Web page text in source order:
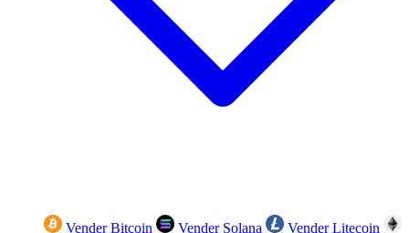
Vender Bitcoin Vender Solana
Vender Litecoin